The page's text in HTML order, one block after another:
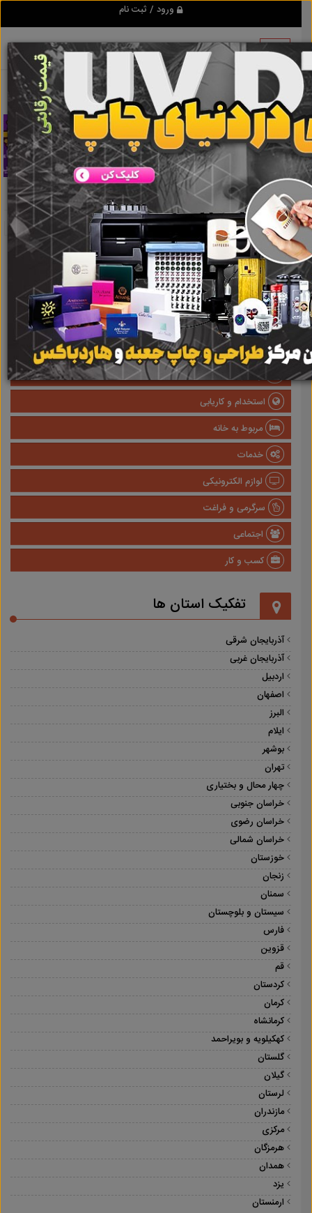
ورود / ثبت نام
تبلیغ کن نتایج جستجو برای برچسباوج دانش
نتایج جستجو برای برچسباوج دانش
گروه ها
املاک
صنعتی
پزشکی و سلامت
وسایل نقلیه
استخدام و کاریابی
مربوط به خانه
خدمات
لوازم الکترونیکی
سرگرمی و فراغت
اجتماعی
کسب و کار
تفکیک استان ها
آذربایجان شرقی
آذربایجان غربی
اردبیل
اصفهان
البرز
ایلام
بوشهر
تهران
چهار محال و بختیاری
خراسان جنوبی
خراسان رضوی
خراسان شمالی
خوزستان
زنجان
سمنان
سیستان و بلوچستان
فارس
قزوین
قم
کردستان
کرمان
کرمانشاه
کهکیلویه و بویراحمد
گلستان
گیلان
لرستان
مازندران
مرکزی
هرمزگان
همدان
یزد
ارمنستان